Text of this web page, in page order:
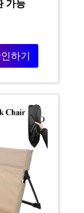
가능
하기